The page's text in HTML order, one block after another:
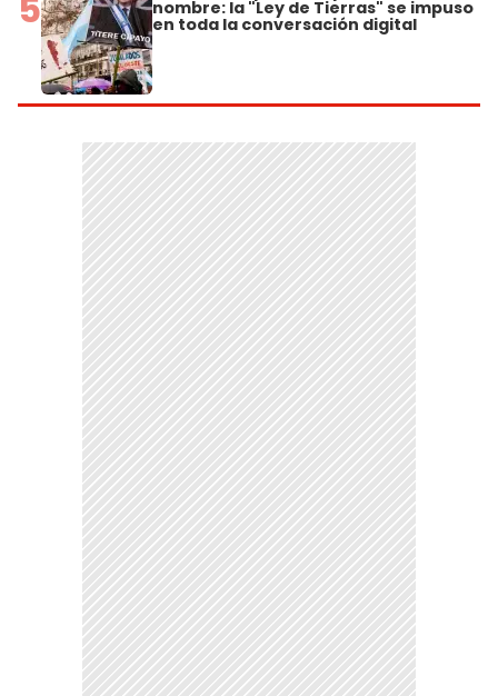
nombre: la "Ley de Tierras" se impuso
en toda la conversación digital